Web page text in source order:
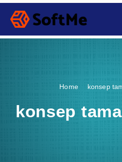
S
p
Home konsep
konsep